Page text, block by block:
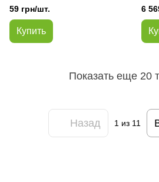
Evotech 2.7 дв.4215
М10х1.25х28 (заменитель)
59 грн/шт.
Купить
6
Показать еще 20
Назад 1 из 11